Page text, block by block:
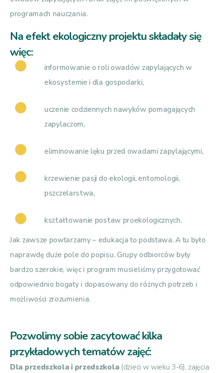
programach nauczania.
Na efekt ekologiczny projektu składały się
więc:
informowanie o roli owadów zapylających w
ekosystemie i dla gospodarki,
uczenie codziennych nawyków pomagających
zapylaczom,
eliminowanie lęku przed owadami zapylającymi,
krzewienie pasji do ekologii, entomologii,
pszczelarstwa,
kształtowanie postaw proekologicznych.
Jak zawsze powtarzamy – edukacja to podstawa. A tu było
naprawdę duże pole do popisu. Grupy odbiorców były
bardzo szerokie, więc i program musieliśmy przygotować
odpowiednio bogaty i dopasowany do różnych potrzeb i
możliwości zrozumienia.
Pozwolimy sobie zacytować kilka
przykładowych tematów zajęć:
Dla przedszkola i przedszkola (dzieci w wieku 3-6), zajęcia